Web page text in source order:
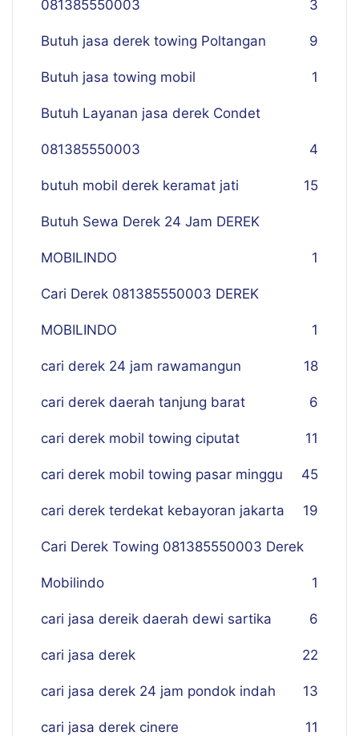
081385550003 3
Butuh jasa derek towing Poltangan 9
Butuh jasa towing mobil 1
Butuh Layanan jasa derek Condet
081385550003 4
butuh mobil derek keramat jati 15
Butuh Sewa Derek 24 Jam DEREK
MOBILINDO 1
Cari Derek 081385550003 DEREK
MOBILINDO 1
cari derek 24 jam rawamangun 18
cari derek daerah tanjung barat 6
cari derek mobil towing ciputat 11
cari derek mobil towing pasar minggu 45
cari derek terdekat kebayoran jakarta 19
Cari Derek Towing 081385550003 Derek
Mobilindo 1
cari jasa dereik daerah dewi sartika 6
cari jasa derek 22
cari jasa derek 24 jam pondok indah 13
cari jasa derek cinere 11